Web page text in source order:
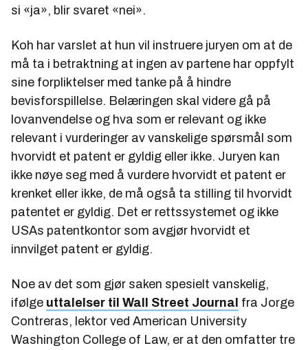
si «ja», blir svaret «nei».
Koh har varslet at hun vil instruere juryen om at de
må ta i betraktning at ingen av partene har oppfylt
sine forpliktelser med tanke på å hindre
bevisforspillelse. Belæringen skal videre gå på
lovanvendelse og hva som er relevant og ikke
relevant i vurderinger av vanskelige spørsmål som
hvorvidt et patent er gyldig eller ikke. Juryen kan
ikke nøye seg med å vurdere hvorvidt et patent er
krenket eller ikke, de må også ta stilling til hvorvidt
patentet er gyldig. Det er rettssystemet og ikke
USAs patentkontor som avgjør hvorvidt et
innvilget patent er gyldig.
Noe av det som gjør saken spesielt vanskelig,
ifølge uttalelser til Wall Street Journal fra Jorge
Contreras, lektor ved American University
Washington College of Law, er at den omfatter tre